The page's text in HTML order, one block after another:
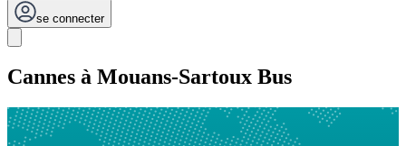
se connecter
Cannes à Mouans-Sartoux Bus